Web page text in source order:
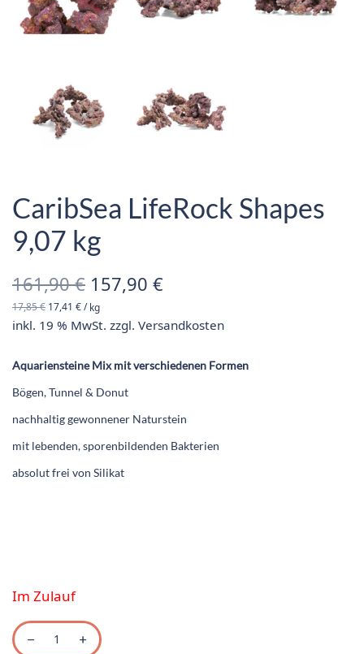
CaribSea LifeRock Shapes
9,07 kg
161,90€ Ursprünglicher
Preis war:
157,90€
17,85€ 17,41€/kg
inkl. 19 % MwSt. zzgl.Versandkosten
Aquariensteine Mix mit verschiedenen Formen
Bögen, Tunnel & Donut
nachhaltig gewonnener Naturstein
mit lebenden, sporenbildenden Bakterien
absolut frei von Silikat
Im Zulauf